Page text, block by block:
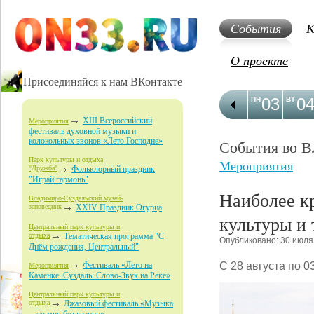
Присоединяйся к нам ВКонтакте
Мероприятия
XIII Всероссийский
фестиваль духовной музыки и
колокольных звонов «Лето Господне»
Парк культуры и отдыха
"Дружба"
Фольклорный праздник
"Играй гармонь"
Владимиро-Суздальский музей-
заповедник XXIV Праздник Огурца
Центральный парк культуры и
отдыха
Тематическая программа "С
Днём рождения, Центральный"
Мероприятия
Фестиваль «Лето на
Каменке. Суздаль: Слово-Звук на Реке»
Центральный парк культуры и
отдыха
Джазовый фестиваль «Музыка
События
О проекте
03
ПН 04
ВТ
События во
Мероприятия
Наиболее
культуры и
Опубликовано: 30
С 28 августа по